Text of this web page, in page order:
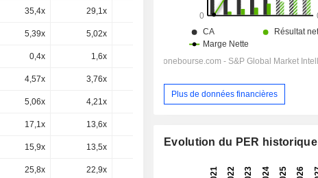
35,4x 29,1x 20,6x 17,9x
5,39x 5,02x 4,62x 4,1x
0,4x 1,6x 1,1x 1,2x
4,57x 3,76x
5,06x 4,21x 5,3x 4,25x 3,91x
17,1x 13,6x
15,9x 13,5x 16,8x 12,7x 11,2x
25,8x 22,9x 28x 20,2x
Plus de données financières
Evolution du PER historique